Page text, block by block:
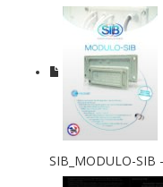
SIB_MODULO-